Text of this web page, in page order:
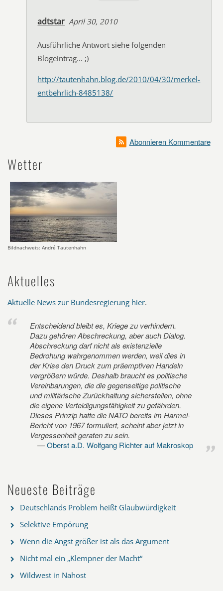
adtstar April 30, 2010
Ausführliche Antwort siehe folgenden
Blogeintrag… ;)
http://tautenhahn.blog.de/2010/04/30/merkel-
entbehrlich-8485138/
Abonnieren Kommentare
Wetter
Bildnachweis: André Tautenhahn
Aktuelles
Aktuelle News zur Bundesregierung hier.
Entscheidend bleibt es, Kriege zu verhindern.
Dazu gehören Abschreckung, aber auch Dialog.
Abschreckung darf nicht als existenzielle
Bedrohung wahrgenommen werden, weil dies in
der Krise den Druck zum präemptiven Handeln
vergrößern würde. Deshalb braucht es politische
Vereinbarungen, die die gegenseitige politische
und militärische Zurückhaltung sicherstellen, ohne
die eigene Verteidigungsfähigkeit zu gefährden.
Dieses Prinzip hatte die NATO bereits im Harmel-
Bericht von 1967 formuliert, scheint aber jetzt in
Vergessenheit geraten zu sein.
Oberst a.D. Wolfgang Richter auf Makroskop
Neueste Beiträge
Deutschlands Problem heißt Glaubwürdigkeit
Selektive Empörung
Wenn die Angst größer ist als das Argument
Nicht mal ein „Klempner der Macht“
Wildwest in Nahost